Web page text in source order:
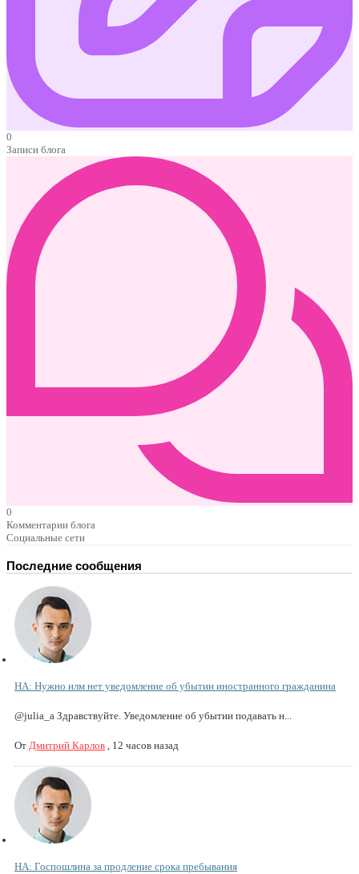
0
Записи блога
0
Комментарии блога
Социальные сети
Последние сообщения
НА: Нужно илм нет уведомление об убытии иностранного гражданина
@julia_a Здравствуйте. Уведомление об убытии подавать н...
От Дмитрий Карлов 12 часов назад
НА: Госпошлина за продление срока пребывания